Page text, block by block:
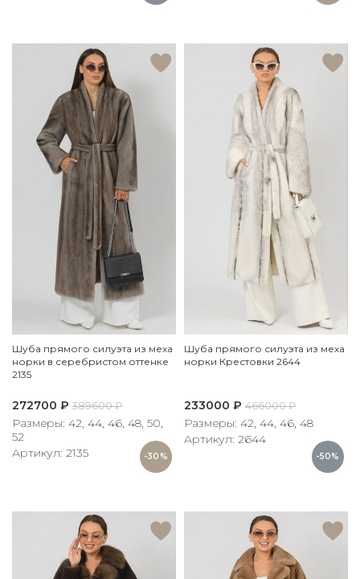
-30%
Шуба прямого силуэта из меха
норки в серебристом оттенке
2135
272700 ₽ 389600₽
Размеры: 42, 44, 46, 48, 50,
52
Артикул: 2135
-50%
Шуба прямого силуэта из меха
норки Крестовки 2644
233000 ₽ 466000₽
Размеры: 42, 44, 46, 48
Артикул: 2644